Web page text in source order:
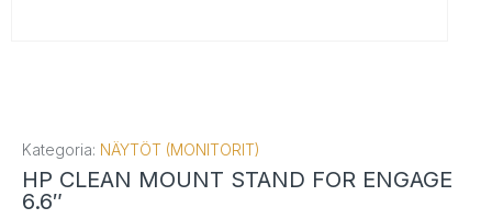
Kategoria: NÄYTÖT (MONITORIT)
HP CLEAN MOUNT STAND FOR ENGAGE
6.6″